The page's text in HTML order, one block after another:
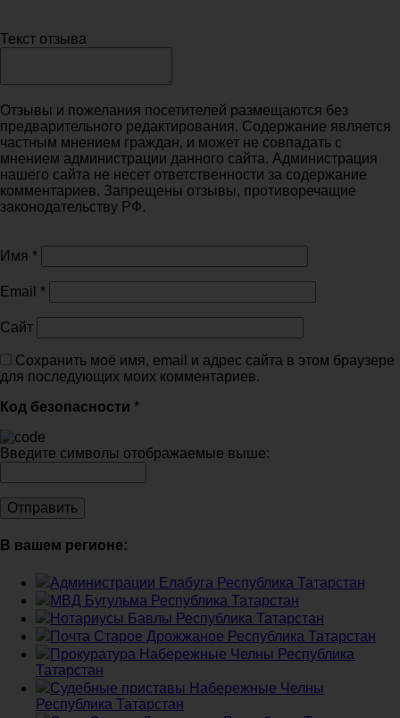
Текст отзыва
Отзывы и пожелания посетителей размещаются без
предварительного редактирования. Содержание является
частным мнением граждан, и может не совпадать с
мнением администрации данного сайта. Администрация
нашего сайта не несет ответственности за содержание
комментариев. Запрещены отзывы, противоречащие
законодательству РФ.
Имя *
Email *
Сайт
Сохранить моё имя, email и адрес сайта в этом браузере
для последующих моих комментариев.
Код безопасности *
Введите символы отображаемые выше:
В вашем регионе:
Администрации Елабуга Республика Татарстан
МВД Бугульма Республика Татарстан
Нотариусы Бавлы Республика Татарстан
Почта Старое Дрожжаное Республика Татарстан
Прокуратура Набережные Челны Республика
Татарстан
Судебные приставы Набережные Челны
Республика Татарстан